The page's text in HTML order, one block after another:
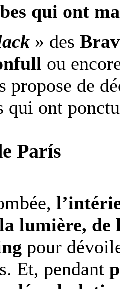
qui ont
» des
ou
propose de
qui ont
París
lumière,
pour
Et, pendant